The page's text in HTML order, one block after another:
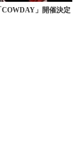
COWDAY」開催決定